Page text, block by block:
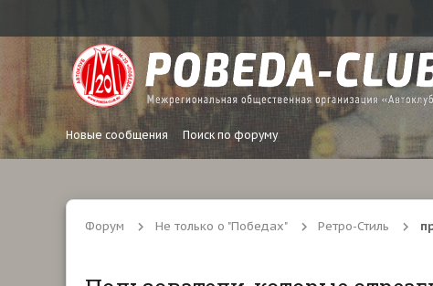
Новые сообщения Поиск по форуму
Форум Не только о "Победах" Ретро-Стиль